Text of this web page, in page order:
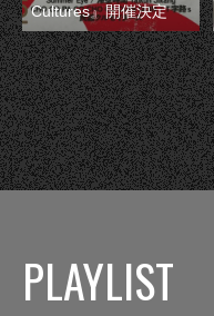
Cultures』開催決定
PLAYLIST